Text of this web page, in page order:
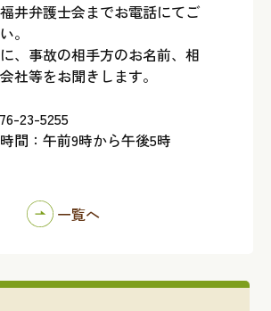
井弁護士会までお電話にてご
。
、事故の相手方のお名前、相
社等をお聞きします。
23-5255
間：午前9時から午後5時
一覧へ